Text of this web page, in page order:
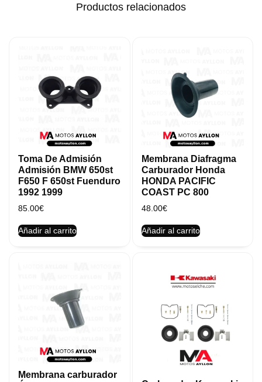
Productos relacionados
Toma De Admisión
Admisión BMW 650st
F650 F 650st Fuenduro
1992 1999
85.00€
Añadir al carrito
Membrana Diafragma
Carburador Honda
HONDA PACIFIC
COAST PC 800
48.00€
Añadir al carrito
Membrana carburador